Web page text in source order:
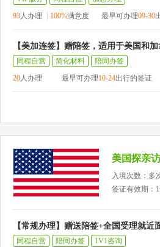
93人办理 100%满意度 最早可办理09-30
【美加连签】赠陪签，适用于美国和
同程自营
简化材料
陪同办签
20人办理 最早可办理10-24出行的签证
美国探亲
入境次数：多
签证有效期：
【常规办理】赠送陪签+全国受理就
同程自营 陪同办签
1V1咨询